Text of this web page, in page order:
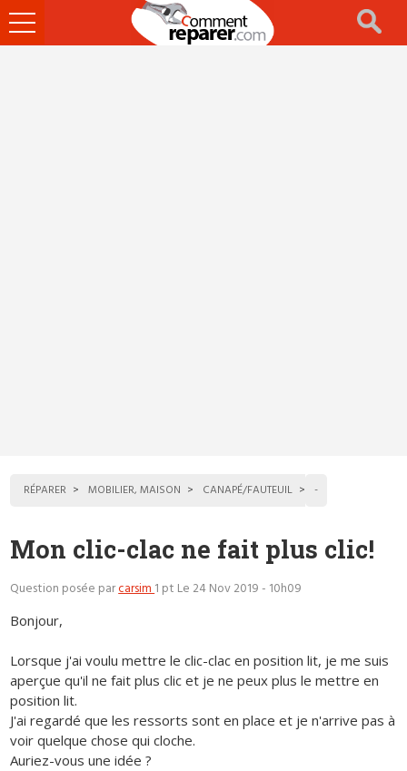
Ouvrir
le
RÉPARER MOBILIER, MAISON CANAPÉ/FAUTEUIL -
Mon clic-clac ne fait plus clic!
Question posée parcarsim1 pt Le 24 Nov 2019 - 10h09
Bonjour,
Lorsque j'ai voulu mettre le clic-clac en position lit, je me suis
aperçue qu'il ne fait plus clic et je ne peux plus le mettre en
position lit.
J'ai regardé que les ressorts sont en place et je n'arrive pas à
voir quelque chose qui cloche.
Auriez-vous une idée ?